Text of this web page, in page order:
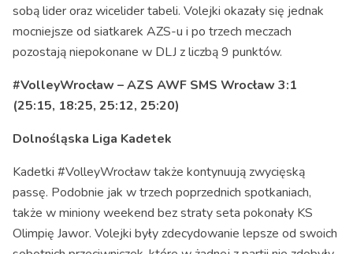
sobą lider oraz wicelider tabeli. Volejki okazały się jednak
mocniejsze od siatkarek AZS-u i po trzech meczach
pozostają niepokonane w DLJ z liczbą 9 punktów.
#VolleyWrocław – AZS AWF SMS Wrocław 3:1
(25:15, 18:25, 25:12, 25:20)
Dolnośląska Liga Kadetek
Kadetki #VolleyWrocław także kontynuują zwycięską
passę. Podobnie jak w trzech poprzednich spotkaniach,
także w miniony weekend bez straty seta pokonały KS
Olimpię Jawor. Volejki były zdecydowanie lepsze od swoich